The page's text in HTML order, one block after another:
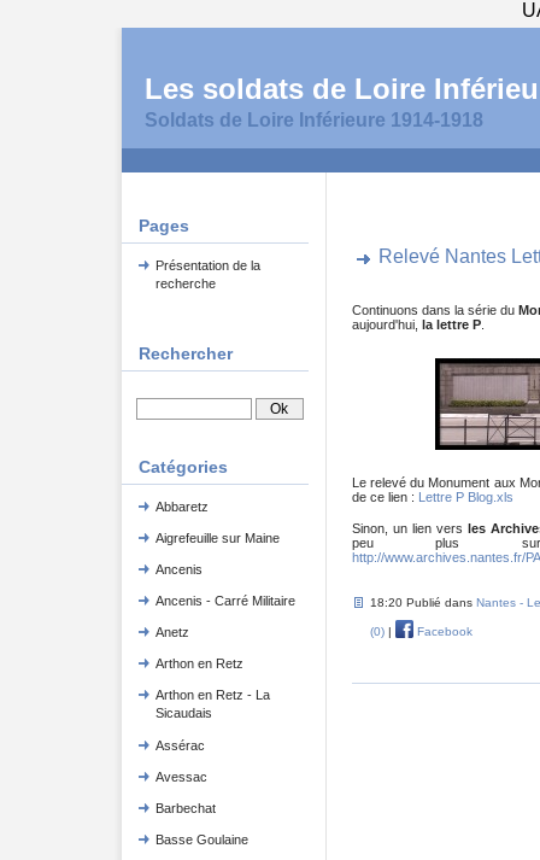
Les soldats de Loire
Soldats de Loire Inférieure 1914-1918
Pages
Présentation de la
recherche
Rechercher
Catégories
Abbaretz
Aigrefeuille sur Maine
Ancenis
Ancenis - Carré Militaire
Anetz
Arthon en Retz
Arthon en Retz - La
Sicaudais
Assérac
Avessac
Barbechat
Basse Goulaine
Relevé Nantes
Continuons dans la série du
aujourd'hui, la lettre P.
Le relevé du Monument aux
de ce lien :
Lettre P Blog.xls
Sinon, un lien vers
les
peu plus
http://www.archives.nantes.fr/
18:20 Publié dans Nantes -
(0)| Facebook